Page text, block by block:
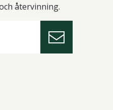
återvinning.